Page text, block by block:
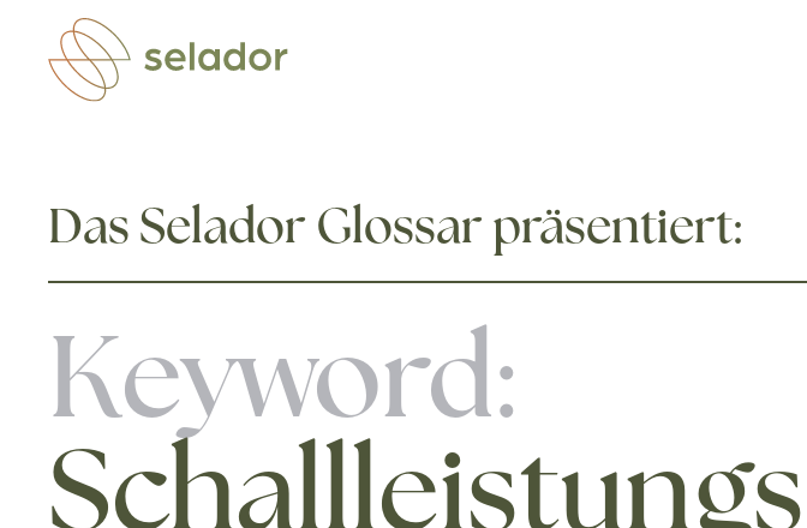
Zum Hauptinhalt springen
Das Selador Glossar präsentiert:
Keyword: